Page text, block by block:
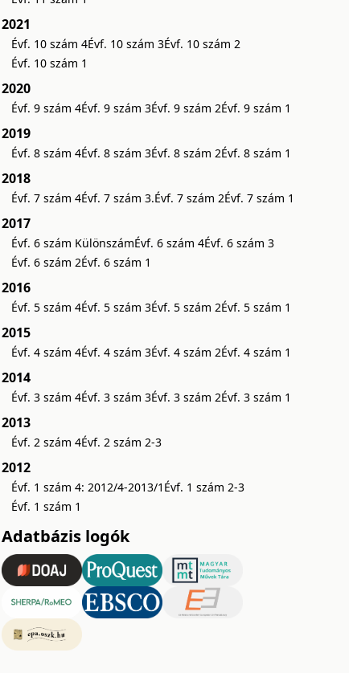
2021
Évf. 10 szám 4Évf. 10 szám 3Évf. 10 szám 2
Évf. 10 szám 1
2020
Évf. 9 szám 4Évf. 9 szám 3Évf. 9 szám 2Évf. 9 szám 1
2019
Évf. 8 szám 4Évf. 8 szám 3Évf. 8 szám 2Évf. 8 szám 1
2018
Évf. 7 szám 4Évf. 7 szám 3.Évf. 7 szám 2Évf. 7 szám 1
2017
Évf. 6 szám KülönszámÉvf. 6 szám 4Évf. 6 szám 3
Évf. 6 szám 2Évf. 6 szám 1
2016
Évf. 5 szám 4Évf. 5 szám 3Évf. 5 szám 2Évf. 5 szám 1
2015
Évf. 4 szám 4Évf. 4 szám 3Évf. 4 szám 2Évf. 4 szám 1
2014
Évf. 3 szám 4Évf. 3 szám 3Évf. 3 szám 2Évf. 3 szám 1
2013
Évf. 2 szám 4Évf. 2 szám 2-3
2012
Évf. 1 szám 4: 2012/4-2013/1 Évf. 1 szám 2-3
Évf. 1 szám 1
Adatbázis logók